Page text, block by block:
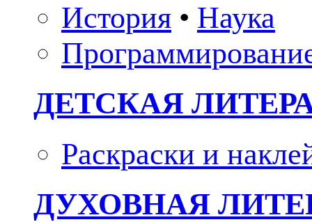
История • Наука
ДЕТСКАЯ
Раскраски и
ДУХОВНАЯ